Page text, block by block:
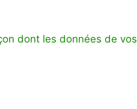
dont les données de vos